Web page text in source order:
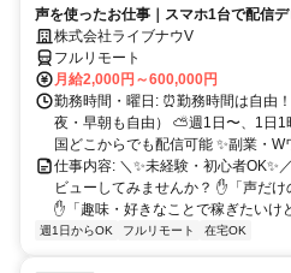
声を使ったお仕事｜スマホ1台で配信
～OK♪
株式会社ライブナウV
フルリモート
月給2,000円～600,000円
勤務時間・曜日: ⏰勤務時間は自由
夜・早朝も自由） ⛅週1日〜、1日
国どこからでも配信可能 ✨副業・W
仕事内容: ＼✨未経験・初心者OK✨
ビューしてみませんか？ ✋「声だ
✋「趣味・好きなことで稼ぎたいけ
週1日からOK フルリモート 在宅OK